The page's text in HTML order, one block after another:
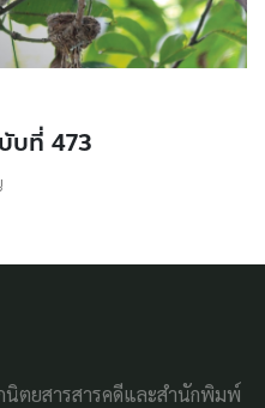
บที่ 473
นิตยสารสารคดีและสำนักพิมพ์